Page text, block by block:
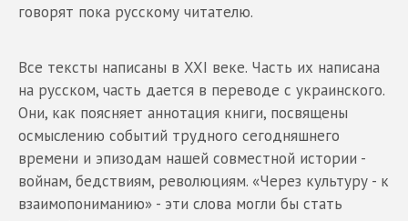
говорят пока русскому читателю.
Все тексты написаны в XXI веке. Часть их написана
на русском, часть дается в переводе с украинского.
Они, как поясняет аннотация книги, посвящены
осмыслению событий трудного сегодняшнего
времени и эпизодам нашей совместной истории -
войнам, бедствиям, революциям. «Через культуру - к
взаимопониманию» - эти слова могли бы стать